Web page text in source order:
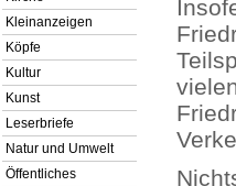
Kleinanzeigen
Köpfe
Kultur
Kunst
Leserbriefe
Natur und Umwelt
Öffentliches